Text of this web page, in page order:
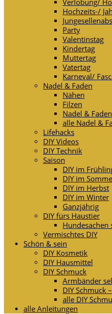
Verlobung/
Hochzeits-/
Party
Valentinstag
Kindertag
Muttertag
Vatertag
Karneval/
Nadel & Faden
Nähen
Filzen
Nadel &
alle Nadel &
Lifehacks
DIY Videos
DIY Technik
Saison
DIY im
DIY im
DIY im Herbst
DIY im Winter
Ganzjährig
DIY fürs Haustier
Hundesachen
Vermischtes DIY
Schön & sein
DIY Kosmetik
DIY Hausmittel
DIY Schmuck
Armbänder
DIY Schmuck
alle DIY
alle Anleitungen